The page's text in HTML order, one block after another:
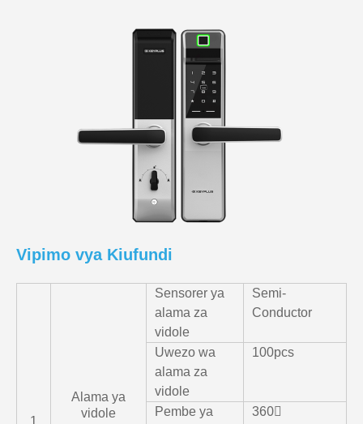
Vipimo vya Kiufundi
1
Alama ya
vidole
Sensorer ya
alama za
vidole
Semi-
Conductor
Uwezo wa
alama za
vidole
100pcs
Pembe ya 360〫